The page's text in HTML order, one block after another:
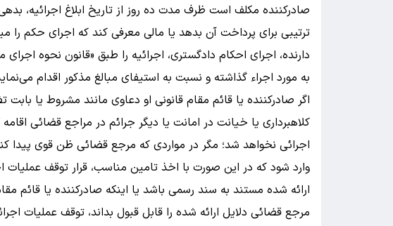
صادرکننده مکلف است ظرف مدت ده روز از تاریخ ابلاغ اجرائیه،
ترتیبی برای پرداخت آن بدهد یا مالی معرفی کند که اجرای حکم
به مورد اجراء گذاشته و نسبت به استیفای مبالغ مذکور اقدام
اگر صادرکننده یا قائم مقام قانونی او دعاوی مانند مشروط یا
کلاهبرداری یا خیانت در امانت یا دیگر جرائم در مراجع قضائی
اجرائی نخواهد شد؛ مگر در مواردی که مرجع قضائی ظن قوی پیدا
وارد شود که در این صورت با اخذ تامین مناسب، قرار توقف
ارائه شده مستند به سند رسمی باشد یا اینکه صادرکننده یا
مرجع قضائی دلایل ارائه شده را قابل قبول بداند، توقف عملیات